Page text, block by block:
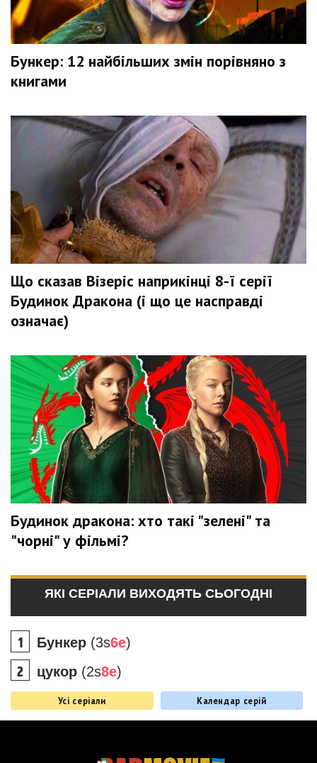
Бункер: 12 найбільших змін порівняно з
книгами
Що сказав Візеріс наприкінці 8-ї серії
Будинок Дракона (і що це насправді
означає)
Будинок дракона: хто такі "зелені" та
"чорні" у фільмі?
ЯКІ СЕРІАЛИ ВИХОДЯТЬ СЬОГОДНІ
Бункер (3s6e)
цукор (2s8e)
Усі серіали Календар серій